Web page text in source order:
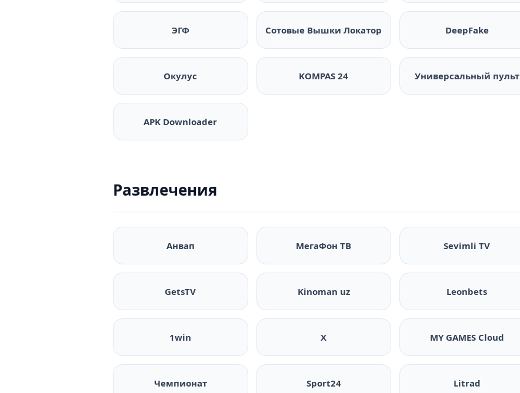
ЭГФ Сотовые Вышки Локатор DeepFake
Окулус KOMPAS 24 Универсальный пульт
APK Downloader
Развлечения
Анвап МегаФон ТВ Sevimli TV
GetsTV Kinoman uz Leonbets
1win X MY GAMES Cloud
Чемпионат Sport24 Litrad